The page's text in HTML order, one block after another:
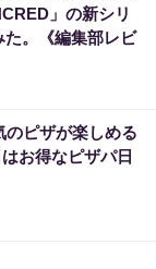
」の新シリ
た。《編集部レビ
のピザが楽しめる
お得なピザパ日